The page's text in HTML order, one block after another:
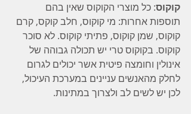
קוקוס: כל מוצרי הקוקוס שאין בהם
תוספות אחרות: מי קוקוס, חלב קוקס, קרם
קוקוס, שמן קוקוס, פתיתי קוקוס. לא סוכר
קוקוס. בקוקוס טרי יש תכולה גבוהה של
אינולין וחומצה פיטית אשר יכולים לגרום
לחלק מהאנשים עניינים במערכת העיכול,
לכן יש לשים לב ולצרוך במתינות.